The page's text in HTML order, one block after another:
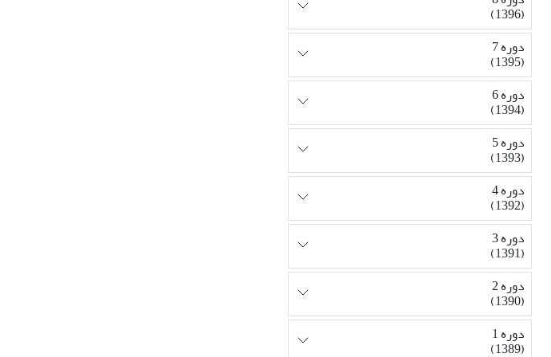
(1396)
دوره 7
(1395)
دوره 6
(1394)
دوره 5
(1393)
دوره 4
(1392)
دوره 3
(1391)
دوره 2
(1390)
دوره 1
(1389)